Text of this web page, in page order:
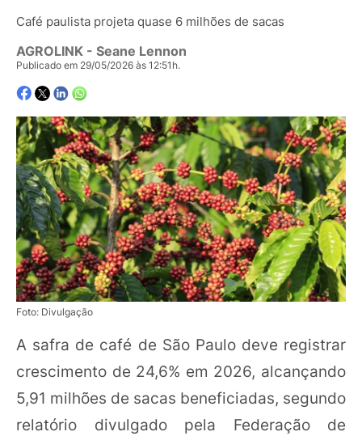
Café paulista projeta quase 6 milhões de sacas
AGROLINK - Seane Lennon
Publicado em 29/05/2026 às 12:51h.
Foto: Divulgação
A safra de café de São Paulo deve registrar
crescimento de 24,6% em 2026, alcançando
5,91 milhões de sacas beneficiadas, segundo
relatório divulgado pela Federação de